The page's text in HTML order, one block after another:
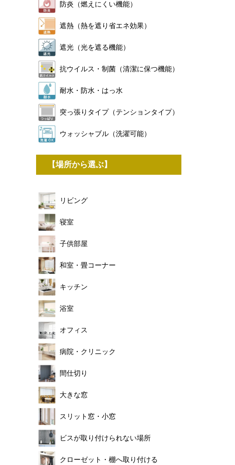
防炎（燃えにくい機能）
遮熱（熱を遮り省エネ効果）
遮光（光を遮る機能）
抗ウイルス・制菌（清潔に保つ機能）
耐水・防水・はっ水
突っ張りタイプ（テンションタイプ）
ウォッシャブル（洗濯可能）
【場所から選ぶ】
リビング
寝室
子供部屋
和室・畳コーナー
キッチン
浴室
オフィス
病院・クリニック
間仕切り
大きな窓
スリット窓・小窓
ビスが取り付けられない場所
クローゼット・棚へ取り付ける